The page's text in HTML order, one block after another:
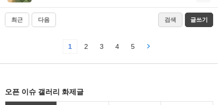
최근 다음 검색 글쓰기
1 2 3 4 5
오픈 이슈 갤러리 화제글